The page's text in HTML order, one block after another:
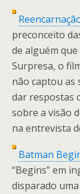
preconceito
de alguém
Surpresa, o
não captou as
dar respostas
sobre a visão
na entrevista
Batman
“Begins” em
disparado